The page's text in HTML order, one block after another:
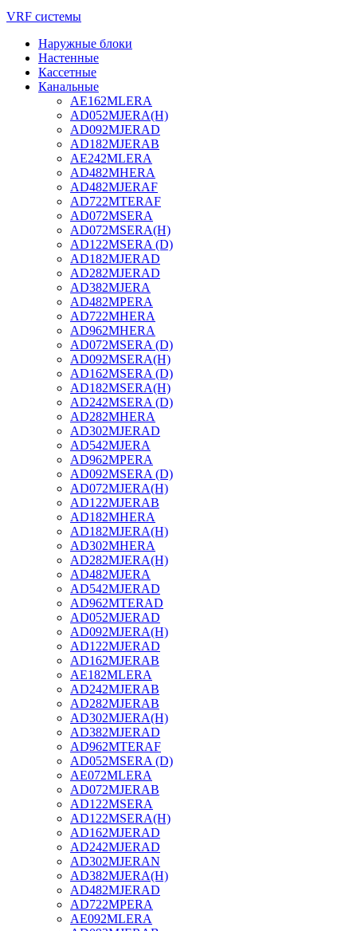
VRF системы
Наружные блоки
Настенные
Кассетные
Канальные
AE162MLERA
AD052MJERA(H)
AD092MJERAD
AD182MJERAB
AE242MLERA
AD482MHERA
AD482MJERAF
AD722MTERAF
AD072MSERA
AD072MSERA(H)
AD122MSERA (D)
AD182MJERAD
AD282MJERAD
AD382MJERA
AD482MPERA
AD722MHERA
AD962MHERA
AD072MSERA (D)
AD092MSERA(H)
AD162MSERA (D)
AD182MSERA(H)
AD242MSERA (D)
AD282MHERA
AD302MJERAD
AD542MJERA
AD962MPERA
AD092MSERA (D)
AD072MJERA(H)
AD122MJERAB
AD182MHERA
AD182MJERA(H)
AD302MHERA
AD282MJERA(H)
AD482MJERA
AD542MJERAD
AD962MTERAD
AD052MJERAD
AD092MJERA(H)
AD122MJERAD
AD162MJERAB
AE182MLERA
AD242MJERAB
AD282MJERAB
AD302MJERA(H)
AD382MJERAD
AD962MTERAF
AD052MSERA (D)
AE072MLERA
AD072MJERAB
AD122MSERA
AD122MSERA(H)
AD162MJERAD
AD242MJERAD
AD302MJERAN
AD382MJERA(H)
AD482MJERAD
AD722MPERA
AE092MLERA